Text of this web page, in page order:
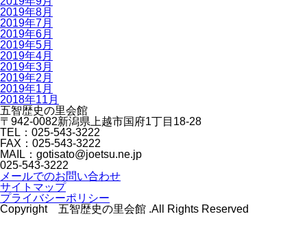
2019年8月
2019年7月
2019年6月
2019年5月
2019年4月
2019年3月
2019年2月
2019年1月
2018年11月
五智歴史の里会館
〒942-0082新潟県上越市国府1丁目18-28
TEL：025-543-3222
FAX：025-543-3222
MAIL：gotisato@joetsu.ne.jp
025-543-3222
メールでのお問い合わせ
サイトマップ
プライバシーポリシー
Copyright 五智歴史の里会館 .All Rights Reserved